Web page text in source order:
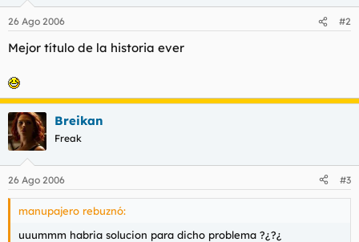
26 Ago 2006 #2
Mejor título de la historia ever
Breikan
Freak
26 Ago 2006 #3
manupajero rebuznó:
uuummm habria solucion para dicho problema ?¿?¿